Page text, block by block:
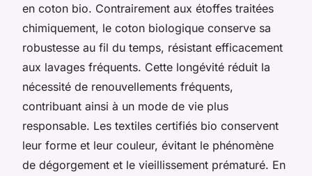
en coton bio. Contrairement aux étoffes traitées
chimiquement, le coton biologique conserve sa
robustesse au fil du temps, résistant efficacement
aux lavages fréquents. Cette longévité réduit la
nécessité de renouvellements fréquents,
contribuant ainsi à un mode de vie plus
responsable. Les textiles certifiés bio conservent
leur forme et leur couleur, évitant le phénomène
de dégorgement et le vieillissement prématuré. En